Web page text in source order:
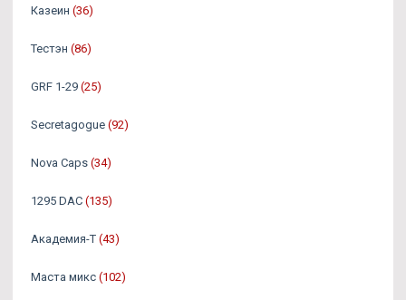
Казеин (36)
Тестэн (86)
GRF 1-29 (25)
Secretagogue (92)
Nova Caps (34)
1295 DAC (135)
Академия-Т (43)
Маста микс (102)